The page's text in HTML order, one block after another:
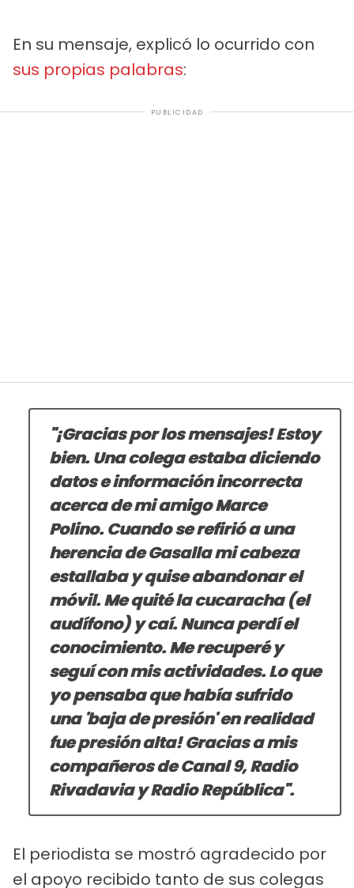
En su mensaje, explicó lo ocurrido con
sus propias palabras:
PUBLICIDAD
"¡Gracias por los mensajes! Estoy
bien. Una colega estaba diciendo
datos e información incorrecta
acerca de mi amigo Marce
Polino. Cuando se refirió a una
herencia de Gasalla mi cabeza
estallaba y quise abandonar el
móvil. Me quité la cucaracha (el
audífono) y caí. Nunca perdí el
conocimiento. Me recuperé y
seguí con mis actividades. Lo que
yo pensaba que había sufrido
una 'baja de presión' en realidad
fue presión alta! Gracias a mis
compañeros de Canal 9, Radio
Rivadavia y Radio República".
El periodista se mostró agradecido por
el apoyo recibido tanto de sus colegas